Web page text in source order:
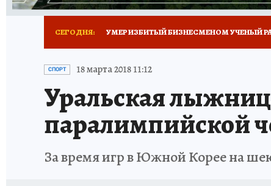
СЕГОДНЯ: УМЕР ИЗБИТЫЙ БИЗНЕСМЕНОМ УЧЕНЫЙ
ЗАПОВЕДНАЯ РОССИЯ
СПОРТ 18 марта 2018 11:12
Уральская
паралимпийской
За время игр в Южной Корее на